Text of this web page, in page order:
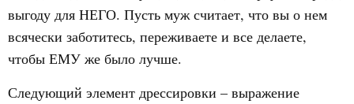
выгоду для НЕГО. Пусть муж считает, что вы о нем
всячески заботитесь, переживаете и все делаете,
чтобы ЕМУ же было лучше.
Следующий элемент дрессировки – выражение